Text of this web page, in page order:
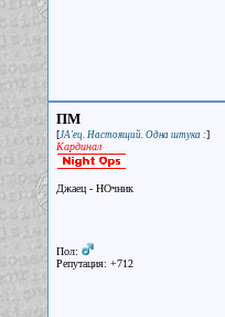
ПМ
[JA'ец. Настоящий. Одна штука :]
Кардинал
Джаец - НОчник
Пол:
Репутация: +712